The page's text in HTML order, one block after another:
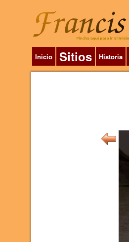
Inicio Sitios Historia